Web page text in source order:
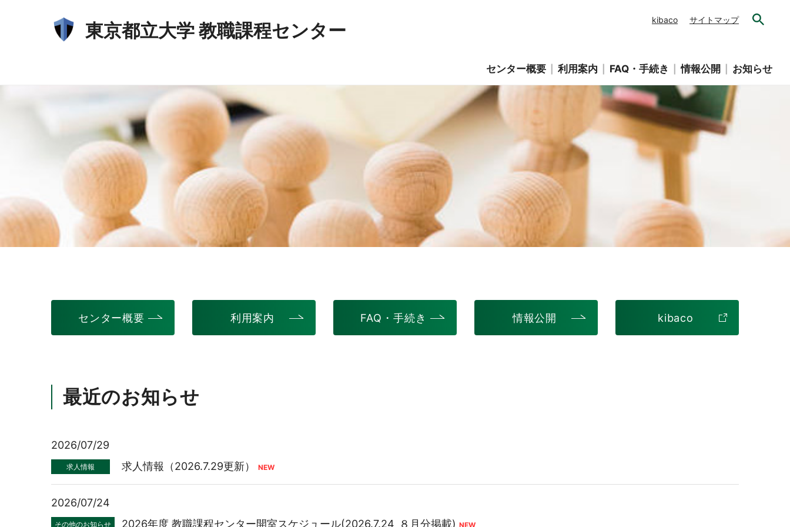
センター概要 利用案内 FAQ・手続き 情報公開 kibaco
最近のお知らせ
2026/07/29
求人情報 求人情報（2026.7.29更新）
2026/07/24
その他のお知らせ 2026年度 教職課程センター開室スケジュール(2026.7.24_８月分掲載)
kibaco サイトマップ
センター概要 利用案内 FAQ・手続き 情報公開 お知らせ
東京都立大学 教職課程センター